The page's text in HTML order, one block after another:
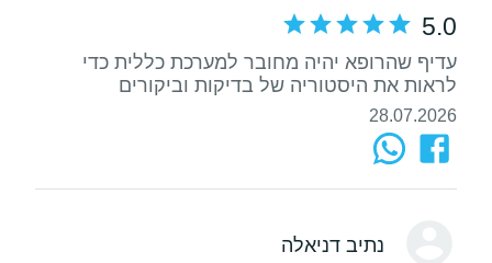
5.0
עדיף שהרופא יהיה מחובר למערכת כללית כדי
לראות את היסטוריה של בדיקות וביקורים
28.07.2026
נתיב דניאלה